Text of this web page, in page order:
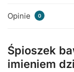
Opinie 0
Śpioszek
imieniem